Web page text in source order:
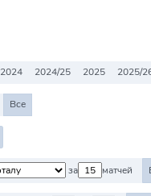
2024 2024/25 2025 2025/
Все
за матчей